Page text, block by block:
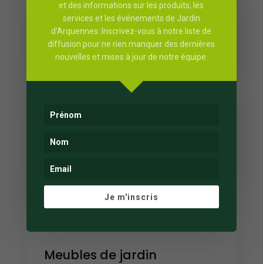
Fleuristerie
Bouquets, compositions et fleurs coupées.
Cuisine extérieure
Barbecues, planchas et accessoires de
Meubles de jardin
et des informations sur les produits, les
services et les événements de Jardin
d'Arquennes. Inscrivez-vous à notre liste de
diffusion pour ne rien manquer des dernières
nouvelles et mises à jour de notre équipe.
Je m'inscris